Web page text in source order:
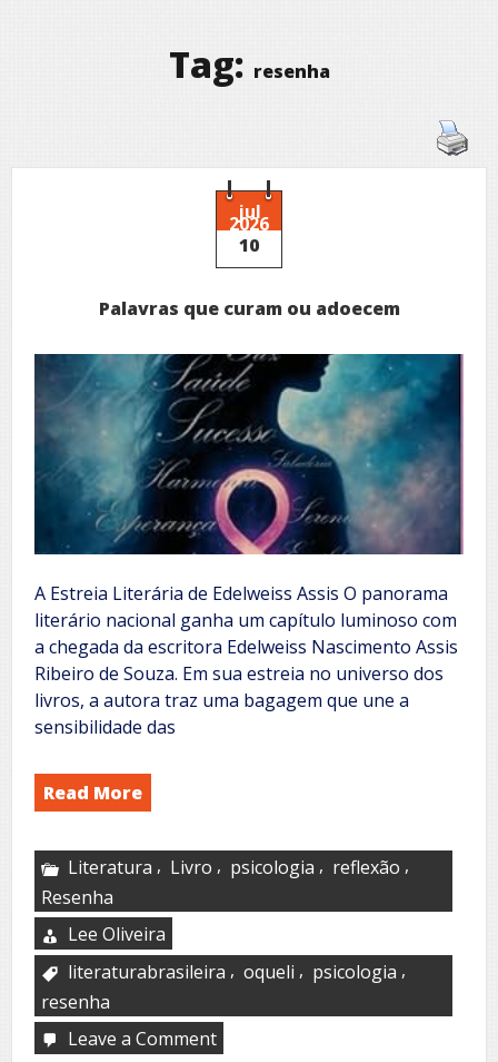
Tag: resenha
jul
2026
10
Palavras que curam ou adoecem
A Estreia Literária de Edelweiss Assis O panorama
literário nacional ganha um capítulo luminoso com
a chegada da escritora Edelweiss Nascimento Assis
Ribeiro de Souza. Em sua estreia no universo dos
livros, a autora traz uma bagagem que une a
sensibilidade das
Read More
Literatura , Livro , psicologia , reflexão ,
Resenha
Lee Oliveira
literaturabrasileira , oqueli , psicologia ,
resenha
Leave a Commenton